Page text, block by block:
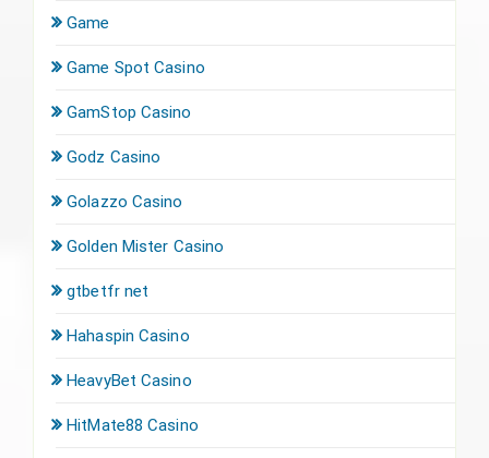
Game
Game Spot Casino
GamStop Casino
Godz Casino
Golazzo Casino
Golden Mister Casino
gtbetfr net
Hahaspin Casino
HeavyBet Casino
HitMate88 Casino